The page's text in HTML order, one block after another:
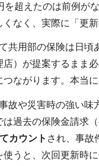
超えたのは前例が
なく、実際に「更
共用部の保険は日
）が提案するまま
ながります。本当
故や災害時の強い
過去の保険金請求
カウント され、事故
うと、次回更新時